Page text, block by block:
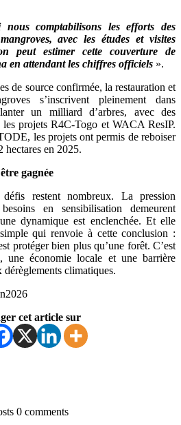
nous comptabilisons les efforts des
avec les études et visites
peut estimer cette couverture de
en attendant les chiffres officiels ».
de source confirmée, la restauration et
s’inscrivent pleinement dans
un milliard d’arbres, avec des
projets R4C-Togo et WACA ResIP.
les projets ont permis de reboiser
hectares en 2025.
gagnée
restent nombreux. La pression
en sensibilisation demeurent
dynamique est enclenchée. Et elle
qui renvoie à cette conclusion :
protéger bien plus qu’une forêt. C’est
une économie locale et une barrière
dérèglements climatiques.
cet article sur
0 comments